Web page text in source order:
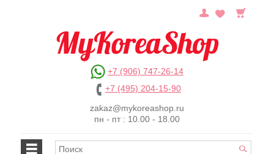
+7 (906) 747-26-14
+7 (495) 204-15-90
zakaz@mykoreashop.ru
пн - пт : 10.00 - 18.00